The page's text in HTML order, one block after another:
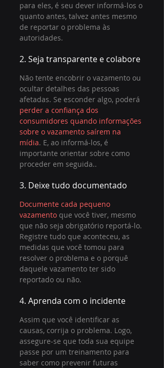
para eles, é seu dever informá-los o
quanto antes, talvez antes mesmo
de reportar o problema às
autoridades.
2. Seja transparente e colabore
Não tente encobrir o vazamento ou
ocultar detalhes das pessoas
afetadas. Se esconder algo, poderá
perder a confiança dos
consumidores quando informações
sobre o vazamento saírem na
mídia. E, ao informá-los, é
importante orientar sobre como
proceder em seguida..
3. Deixe tudo documentado
Documente cada pequeno
vazamento que você tiver, mesmo
que não seja obrigatório reportá-lo.
Registre tudo que aconteceu, as
medidas que você tomou para
resolver o problema e o porquê
daquele vazamento ter sido
reportado ou não.
4. Aprenda com o incidente
Assim que você identificar as
causas, corrija o problema. Logo,
assegure-se que toda sua equipe
passe por um treinamento para
saber como prevenir futuras